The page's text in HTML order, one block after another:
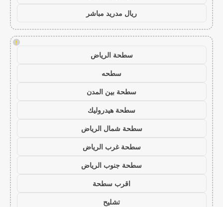
ريال مدريد مباشر
!
سطحة الرياض
سطحه
سطحة بين المدن
سطحة هيدروليك
سطحة شمال الرياض
سطحة غرب الرياض
سطحة جنوب الرياض
اقرب سطحة
تشليح